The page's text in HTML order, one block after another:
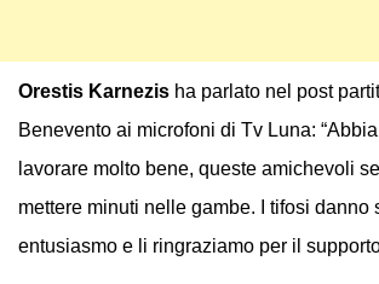
Orestis Karnezis ha parlato nel post
Benevento ai microfoni di Tv Luna:
lavorare molto bene, queste amichevoli
mettere minuti nelle gambe. I tifosi danno
entusiasmo e li ringraziamo per il